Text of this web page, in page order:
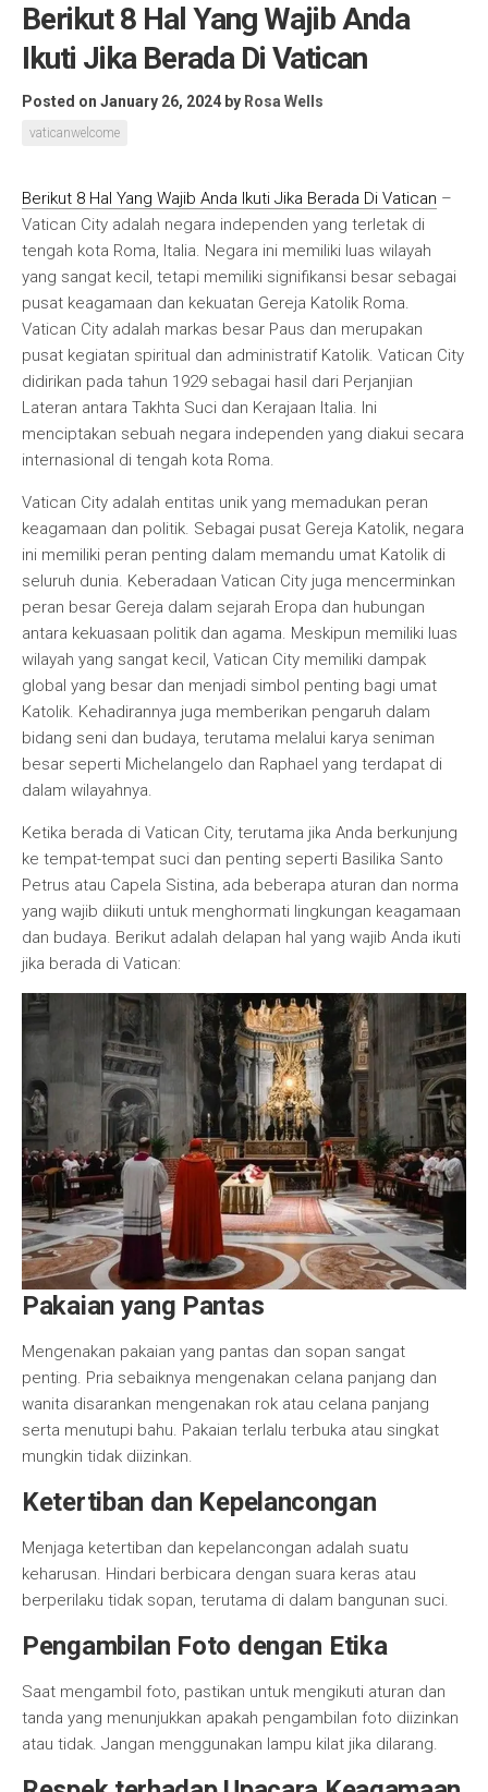
Berikut 8 Hal Yang Wajib Anda
Ikuti Jika Berada Di Vatican
Posted on January 26, 2024 by Rosa Wells
vaticanwelcome
Berikut 8 Hal Yang Wajib Anda Ikuti Jika Berada Di Vatican –
Vatican City adalah negara independen yang terletak di
tengah kota Roma, Italia. Negara ini memiliki luas wilayah
yang sangat kecil, tetapi memiliki signifikansi besar sebagai
pusat keagamaan dan kekuatan Gereja Katolik Roma.
Vatican City adalah markas besar Paus dan merupakan
pusat kegiatan spiritual dan administratif Katolik. Vatican City
didirikan pada tahun 1929 sebagai hasil dari Perjanjian
Lateran antara Takhta Suci dan Kerajaan Italia. Ini
menciptakan sebuah negara independen yang diakui secara
internasional di tengah kota Roma.
Vatican City adalah entitas unik yang memadukan peran
keagamaan dan politik. Sebagai pusat Gereja Katolik, negara
ini memiliki peran penting dalam memandu umat Katolik di
seluruh dunia. Keberadaan Vatican City juga mencerminkan
peran besar Gereja dalam sejarah Eropa dan hubungan
antara kekuasaan politik dan agama. Meskipun memiliki luas
wilayah yang sangat kecil, Vatican City memiliki dampak
global yang besar dan menjadi simbol penting bagi umat
Katolik. Kehadirannya juga memberikan pengaruh dalam
bidang seni dan budaya, terutama melalui karya seniman
besar seperti Michelangelo dan Raphael yang terdapat di
dalam wilayahnya.
Ketika berada di Vatican City, terutama jika Anda berkunjung
ke tempat-tempat suci dan penting seperti Basilika Santo
Petrus atau Capela Sistina, ada beberapa aturan dan norma
yang wajib diikuti untuk menghormati lingkungan keagamaan
dan budaya. Berikut adalah delapan hal yang wajib Anda ikuti
jika berada di Vatican:
Pakaian yang Pantas
Mengenakan pakaian yang pantas dan sopan sangat
penting. Pria sebaiknya mengenakan celana panjang dan
wanita disarankan mengenakan rok atau celana panjang
serta menutupi bahu. Pakaian terlalu terbuka atau singkat
mungkin tidak diizinkan.
Ketertiban dan Kepelancongan
Menjaga ketertiban dan kepelancongan adalah suatu
keharusan. Hindari berbicara dengan suara keras atau
berperilaku tidak sopan, terutama di dalam bangunan suci.
Pengambilan Foto dengan Etika
Saat mengambil foto, pastikan untuk mengikuti aturan dan
tanda yang menunjukkan apakah pengambilan foto diizinkan
atau tidak. Jangan menggunakan lampu kilat jika dilarang.